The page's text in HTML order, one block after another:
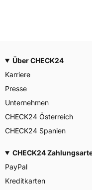
Über CHECK24
Karriere
Presse
Unternehmen
CHECK24 Österreich
CHECK24 Spanien
CHECK24
PayPal
Kreditkarten